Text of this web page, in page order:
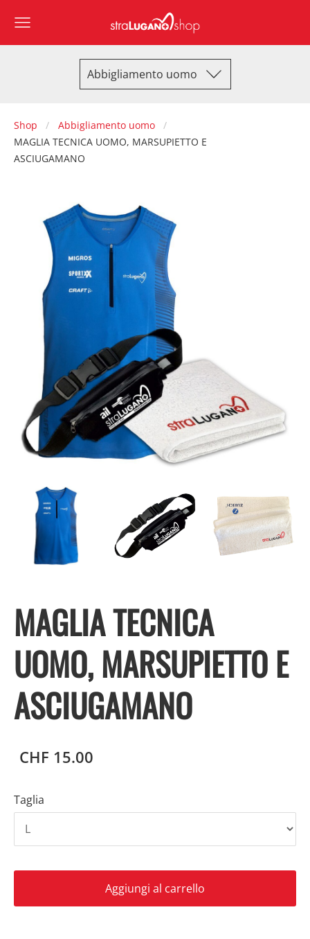
Abbigliamento uomo
Shop
Abbigliamento uomo
MAGLIA TECNICA UOMO, MARSUPIETTO E
ASCIUGAMANO
MAGLIA TECNICA
UOMO, MARSUPIETTO E
ASCIUGAMANO
CHF 15.00
Taglia
Aggiungi al carrello